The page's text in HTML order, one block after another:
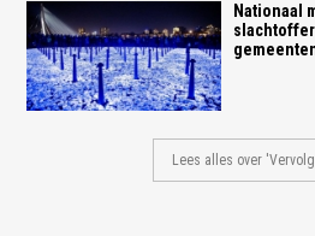
Nationaal
Lees alles over